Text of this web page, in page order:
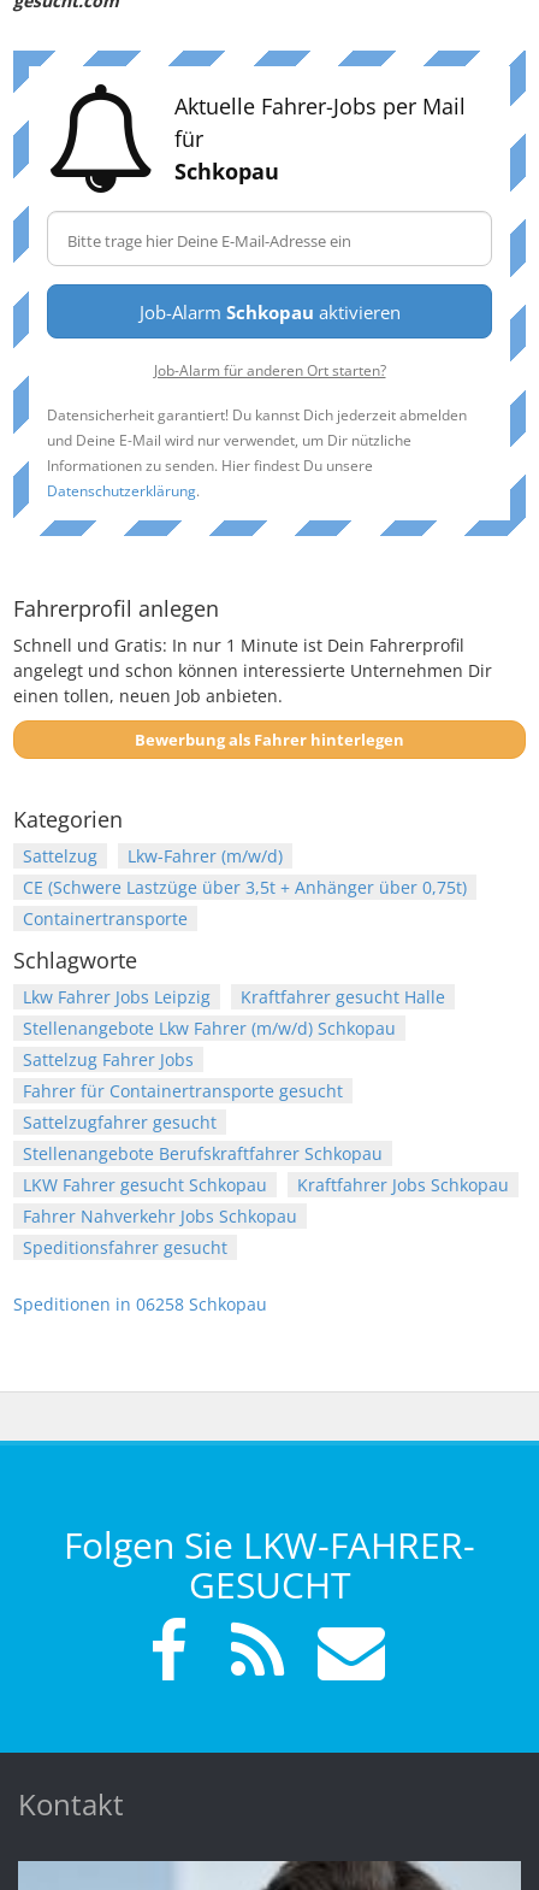
Aktuelle Fahrer-Jobs per Mail
für
Schkopau
Job-Alarm Schkopau aktivieren
Job-Alarm für anderen Ort starten?
Datensicherheit garantiert! Du kannst Dich jederzeit abmelden
und Deine E-Mail wird nur verwendet, um Dir nützliche
Informationen zu senden. Hier findest Du unsere
Datenschutzerklärung.
Fahrerprofil anlegen
Schnell und Gratis: In nur 1 Minute ist Dein Fahrerprofil
angelegt und schon können interessierte Unternehmen Dir
einen tollen, neuen Job anbieten.
Bewerbung als Fahrer hinterlegen
Kategorien
Sattelzug
Lkw-Fahrer (m/w/d)
CE (Schwere Lastzüge über 3,5t + Anhänger über 0,75t)
Containertransporte
Schlagworte
Lkw Fahrer Jobs Leipzig
Kraftfahrer gesucht Halle
Stellenangebote Lkw Fahrer (m/w/d) Schkopau
Sattelzug Fahrer Jobs
Fahrer für Containertransporte gesucht
Sattelzugfahrer gesucht
Stellenangebote Berufskraftfahrer Schkopau
LKW Fahrer gesucht Schkopau
Kraftfahrer Jobs Schkopau
Fahrer Nahverkehr Jobs Schkopau
Speditionsfahrer gesucht
Speditionen in 06258 Schkopau
Folgen Sie LKW-FAHRER-
GESUCHT
Kontakt